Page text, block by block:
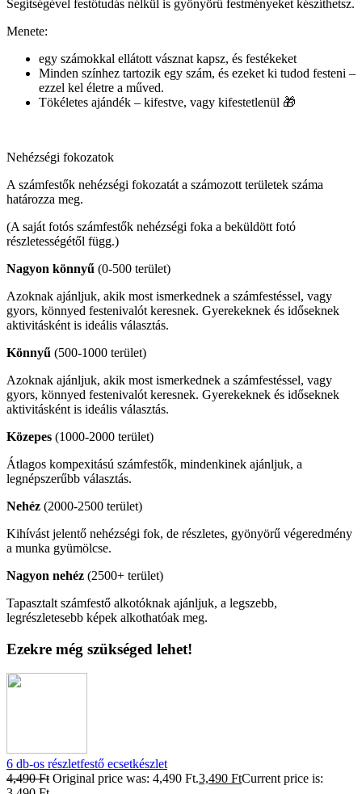
Segítségével festőtudás nélkül is gyönyörű festményeket készíthetsz.
Menete:
egy számokkal ellátott vásznat kapsz, és festékeket
Minden színhez tartozik egy szám, és ezeket ki tudod festeni –
ezzel kel életre a műved.
Tökéletes ajándék – kifestve, vagy kifestetlenül 🎁
Nehézségi fokozatok
A számfestők nehézségi fokozatát a számozott területek száma
határozza meg.
(A saját fotós számfestők nehézségi foka a beküldött fotó
részletességétől függ.)
Nagyon könnyű (0-500 terület)
Azoknak ajánljuk, akik most ismerkednek a számfestéssel, vagy
gyors, könnyed festenivalót keresnek. Gyerekeknek és időseknek
aktivitásként is ideális választás.
Könnyű (500-1000 terület)
Azoknak ajánljuk, akik most ismerkednek a számfestéssel, vagy
gyors, könnyed festenivalót keresnek. Gyerekeknek és időseknek
aktivitásként is ideális választás.
Közepes (1000-2000 terület)
Átlagos kompexitású számfestők, mindenkinek ajánljuk, a
legnépszerűbb választás.
Nehéz (2000-2500 terület)
Kihívást jelentő nehézségi fok, de részletes, gyönyörű végeredmény
a munka gyümölcse.
Nagyon nehéz (2500+ terület)
Tapasztalt számfestő alkotóknak ajánljuk, a legszebb,
legrészletesebb képek alkothatóak meg.
Ezekre még szükséged lehet!
6 db-os részletfestő ecsetkészlet
4,490Ft Original price was: 4,490 Ft.3,490 FtCurrent price is: